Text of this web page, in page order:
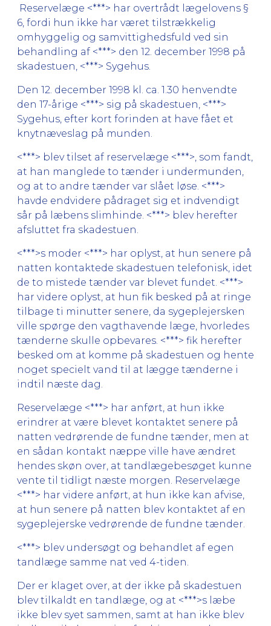
Reservelæge <***> har overtrådt lægelovens §
6, fordi hun ikke har været tilstrækkelig
omhyggelig og samvittighedsfuld ved sin
behandling af <***> den 12. december 1998 på
skadestuen, <***> Sygehus.
Den 12. december 1998 kl. ca. 1.30 henvendte
den 17-årige <***> sig på skadestuen, <***>
Sygehus, efter kort forinden at have fået et
knytnæveslag på munden.
<***> blev tilset af reservelæge <***>, som fandt,
at han manglede to tænder i undermunden,
og at to andre tænder var slået løse. <***>
havde endvidere pådraget sig et indvendigt
sår på læbens slimhinde. <***> blev herefter
afsluttet fra skadestuen.
<***>s moder <***> har oplyst, at hun senere på
natten kontaktede skadestuen telefonisk, idet
de to mistede tænder var blevet fundet. <***>
har videre oplyst, at hun fik besked på at ringe
tilbage ti minutter senere, da sygeplejersken
ville spørge den vagthavende læge, hvorledes
tænderne skulle opbevares. <***> fik herefter
besked om at komme på skadestuen og hente
noget specielt vand til at lægge tænderne i
indtil næste dag.
Reservelæge <***> har anført, at hun ikke
erindrer at være blevet kontaktet senere på
natten vedrørende de fundne tænder, men at
en sådan kontakt næppe ville have ændret
hendes skøn over, at tandlægebesøget kunne
vente til tidligt næste morgen. Reservelæge
<***> har videre anført, at hun ikke kan afvise,
at hun senere på natten blev kontaktet af en
sygeplejerske vedrørende de fundne tænder.
<***> blev undersøgt og behandlet af egen
tandlæge samme nat ved 4-tiden.
Der er klaget over, at der ikke på skadestuen
blev tilkaldt en tandlæge, og at <***>s læbe
ikke blev syet sammen, samt at han ikke blev